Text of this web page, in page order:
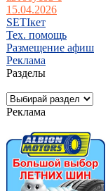
15.04.2026
SETIкет
Тех. помощь
Размещение афиш
Реклама
Разделы
Реклама